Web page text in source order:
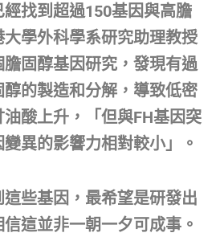
經找到超過150基因與高膽
大學外科學系研究助理教授
固醇基因研究，發現有過
的製造和分解，導致低密
酸上升，「但與FH基因突
異的影響力相對較小」。
些基因，最希望是研發出
這並非一朝一夕可成事。